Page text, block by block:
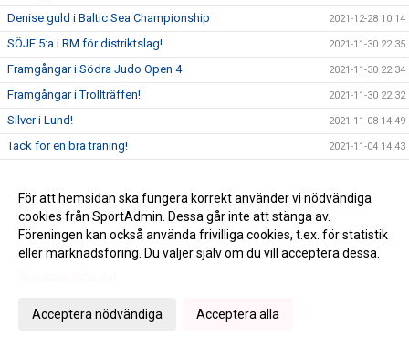
Denise guld i Baltic Sea Championship 2021-12-28 10:14
SÖJF 5:a i RM för distriktslag! 2021-11-30 22:35
Framgångar i Södra Judo Open 4 2021-11-30 22:34
Framgångar i Trollträffen! 2021-11-30 22:32
Silver i Lund! 2021-11-08 14:49
Tack för en bra träning! 2021-11-04 14:43
Bronsmedaljer till Hugo och Jakob! 2021-11-01 22:45
Denise på Europacup! 2021-10-31 22:51
För att hemsidan ska fungera korrekt använder vi nödvändiga
cookies från SportAdmin. Dessa går inte att stänga av.
Föreningen kan också använda frivilliga cookies, t.ex. för statistik
eller marknadsföring. Du väljer själv om du vill acceptera dessa.
Acceptera nödvändiga Acceptera alla